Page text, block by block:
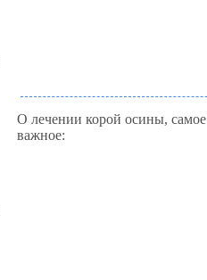
О лечении корой осины, самое
важное: